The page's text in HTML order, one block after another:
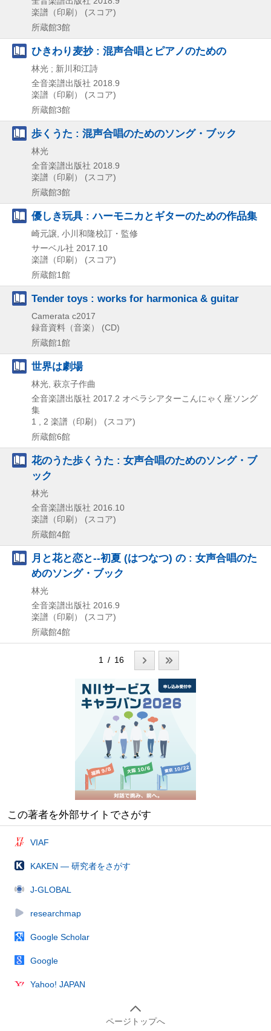
楽譜（印刷） (スコア)
所蔵館3館
ひきわり麦抄 : 混声合唱とピアノのための
林光 ; 新川和江詩
全音楽譜出版社 2018.9
楽譜（印刷） (スコア)
所蔵館3館
歩くうた : 混声合唱のためのソング・ブック
林光
全音楽譜出版社 2018.9
楽譜（印刷） (スコア)
所蔵館3館
優しき玩具 : ハーモニカとギターのための作品集
崎元譲, 小川和隆校訂・監修
サーベル社 2017.10
楽譜（印刷） (スコア)
所蔵館1館
Tender toys : works for harmonica & guitar
Camerata c2017
録音資料（音楽） (CD)
所蔵館1館
世界は劇場
林光, 萩京子作曲
全音楽譜出版社 2017.2 オペラシアターこんにゃく座ソング
集
1 , 2 楽譜（印刷） (スコア)
所蔵館6館
花のうた歩くうた : 女声合唱のためのソング・ブ
ック
林光
全音楽譜出版社 2016.10
楽譜（印刷） (スコア)
所蔵館4館
月と花と恋と--初夏 (はつなつ) の : 女声合唱のた
めのソング・ブック
林光
全音楽譜出版社 2016.9
楽譜（印刷） (スコア)
所蔵館4館
1 / 16
この著者を外部サイトでさがす
VIAF
KAKEN — 研究者をさがす
J-GLOBAL
researchmap
Google Scholar
Google
Yahoo! JAPAN
ページトップへ